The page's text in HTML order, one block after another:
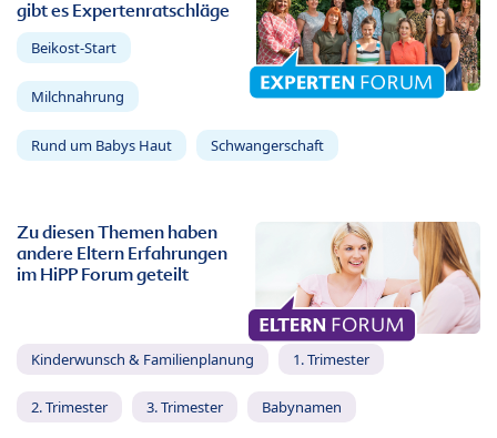
gibt es Expertenratschläge
Beikost-Start
Milchnahrung
Rund um Babys Haut Schwangerschaft
Zu diesen Themen haben
andere Eltern Erfahrungen
im HiPP Forum geteilt
Kinderwunsch & Familienplanung 1. Trimester
2. Trimester 3. Trimester Babynamen